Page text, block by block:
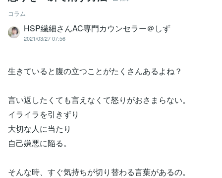
コラム
HSP繊細さんAC専門カウンセラー＠しず
2021/03/27 07:56
生きていると腹の立つことがたくさんあるよね？
言い返したくても言えなくて怒りがおさまらない。
イライラを引きずり
大切な人に当たり
自己嫌悪に陥る。
そんな時、すぐ気持ちが切り替わる言葉があるの。